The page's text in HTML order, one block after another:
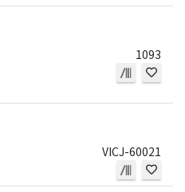
1093
VICJ-60021